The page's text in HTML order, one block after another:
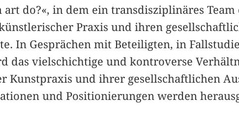
art do?«, in dem ein trans­disziplinäres
Praxis und ihren
In Gesprächen mit Beteiligten, in
das vielschichtige und kontroverse
Kunstpraxis und ihrer gesellschaftlichen
und Positionierungen werden